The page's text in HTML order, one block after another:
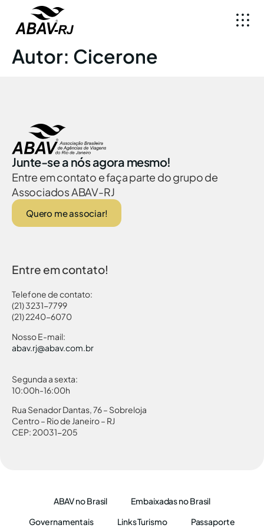
Autor: Cicerone
Junte-se a nós agora mesmo!
Entre em contato e faça parte do grupo de
Associados ABAV-RJ
Quero me associar!
Entre em contato!
Telefone de contato:
(21) 3231-7799
(21) 2240-6070
Nosso E-mail:
abav.rj@abav.com.br
Segunda a sexta:
10:00h-16:00h
Rua Senador Dantas, 76 – Sobreloja
Centro – Rio de Janeiro – RJ
CEP: 20031-205
ABAV no Brasil
Embaixadas no Brasil
Governamentais
Links Turismo Passaporte